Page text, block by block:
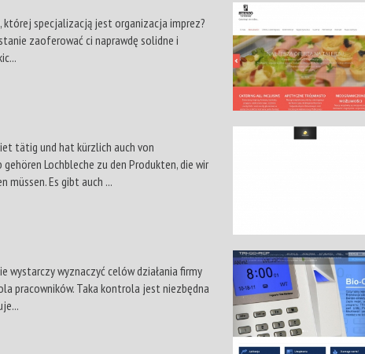
której specjalizacją jest organizacja imprez?
zaoferować ci naprawdę solidne i
tätig und hat kürzlich auch von
Lochbleche zu den Produkten, die wir
müssen. Es gibt auch ...
wystarczy wyznaczyć celów działania firmy
pracowników. Taka kontrola jest niezbędna